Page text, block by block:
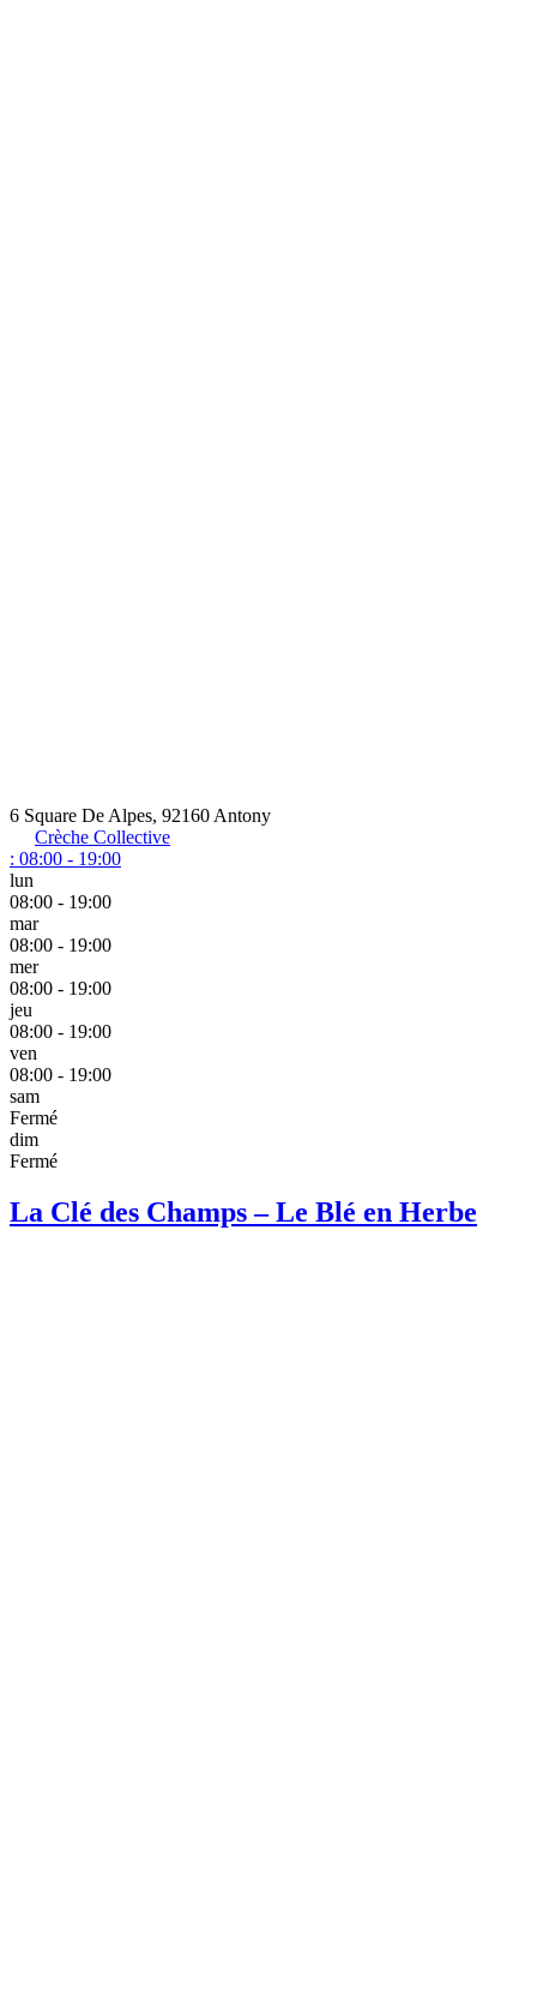
6 Square De Alpes, 92160 Antony
Crèche Collective
: 08:00 - 19:00
lun
08:00 - 19:00
mar
08:00 - 19:00
mer
08:00 - 19:00
jeu
08:00 - 19:00
ven
08:00 - 19:00
sam
Fermé
dim
Fermé
La Clé des Champs – Le Blé en Herbe